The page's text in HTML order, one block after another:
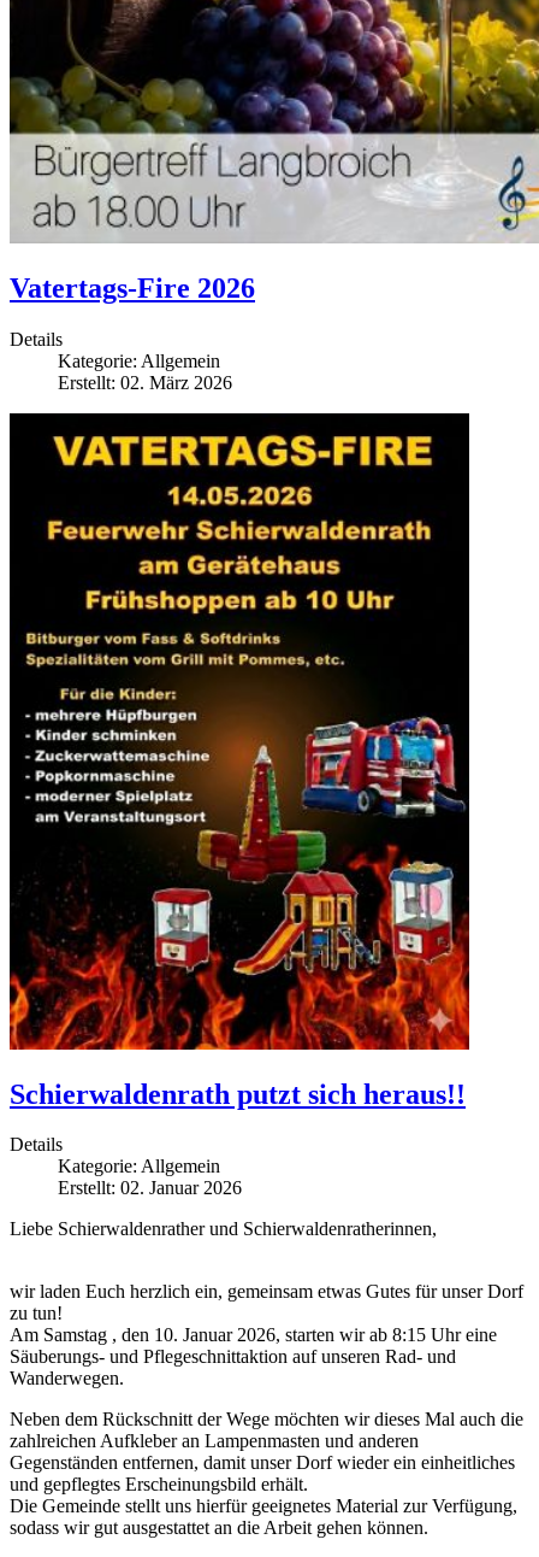
Vatertags-Fire 2026
Details
Kategorie: Allgemein
Erstellt: 02. März 2026
Schierwaldenrath putzt sich heraus!!
Details
Kategorie: Allgemein
Erstellt: 02. Januar 2026
Liebe Schierwaldenrather und Schierwaldenratherinnen,
wir laden Euch herzlich ein, gemeinsam etwas Gutes für unser Dorf
zu tun!
Am Samstag , den 10. Januar 2026, starten wir ab 8:15 Uhr eine
Säuberungs- und Pflegeschnittaktion auf unseren Rad- und
Wanderwegen.
Neben dem Rückschnitt der Wege möchten wir dieses Mal auch die
zahlreichen Aufkleber an Lampenmasten und anderen
Gegenständen entfernen, damit unser Dorf wieder ein einheitliches
und gepflegtes Erscheinungsbild erhält.
Die Gemeinde stellt uns hierfür geeignetes Material zur Verfügung,
sodass wir gut ausgestattet an die Arbeit gehen können.